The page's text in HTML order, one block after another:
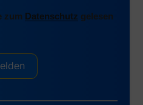
zum Datenschutz gelesen